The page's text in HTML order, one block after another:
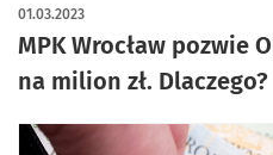
MPK Wrocław pozwie
na milion zł. Dlaczego?
01.03.2023